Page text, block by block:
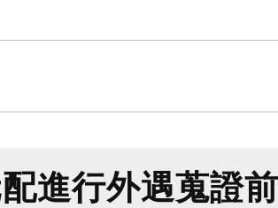
進行外遇蒐證